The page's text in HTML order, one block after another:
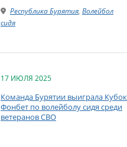
Республика Бурятия, Волейбол
сидя
17 ИЮЛЯ 2025
Команда Бурятии выиграла Кубок
Фонбет по волейболу сидя среди
ветеранов СВО